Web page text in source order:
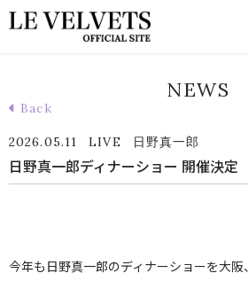
NEWS
Back
2026.05.11 LIVE 日野真一郎
日野真一郎ディナーショー 開催決定
今年も日野真一郎のディナーショーを大阪